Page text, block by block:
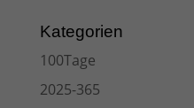
Kategorien
100Tage
2025-365